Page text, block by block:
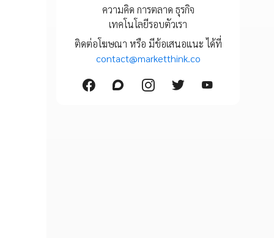
ความคิด การตลาด ธุรกิจ
เทคโนโลยีรอบตัวเรา
ติดต่อโฆษณา หรือ มีข้อเสนอแนะ ได้ที่
contact@marketthink.co